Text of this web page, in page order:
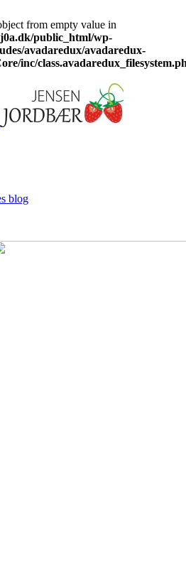
from empty value in
public_html/wp-
avadaredux/avadaredux-
inc/
blog